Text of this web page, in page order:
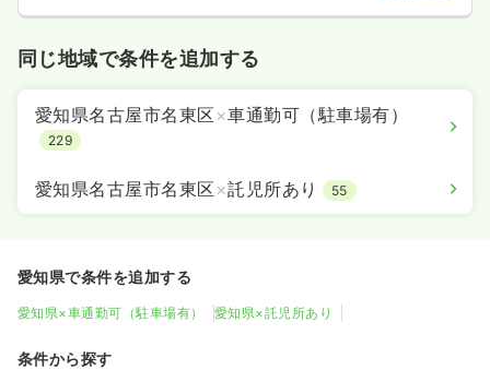
同じ地域で条件を追加する
愛知県名古屋市名東区 ×車通勤可（駐車場有）
229
愛知県名古屋市名東区 ×託児所あり 55
愛知県で条件を追加する
愛知県×車通勤可（駐車場有） 愛知県×託児所あり
条件から探す